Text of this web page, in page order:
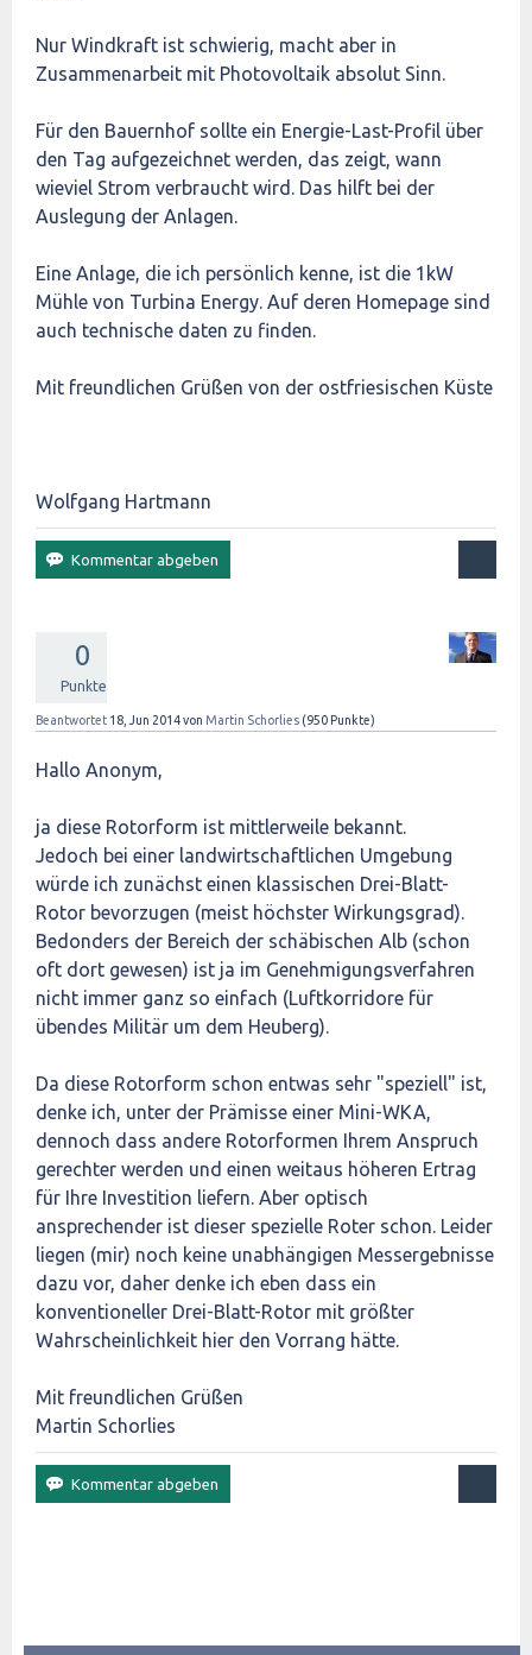
Nur Windkraft ist schwierig, macht aber in
Zusammenarbeit mit Photovoltaik absolut Sinn.
Für den Bauernhof sollte ein Energie-Last-Profil über
den Tag aufgezeichnet werden, das zeigt, wann
wieviel Strom verbraucht wird. Das hilft bei der
Auslegung der Anlagen.
Eine Anlage, die ich persönlich kenne, ist die 1kW
Mühle von Turbina Energy. Auf deren Homepage sind
auch technische daten zu finden.
Mit freundlichen Grüßen von der ostfriesischen Küste
Wolfgang Hartmann
0
Punkte
Beantwortet 18, Jun 2014von Martin Schorlies (950 Punkte)
Hallo Anonym,
ja diese Rotorform ist mittlerweile bekannt.
Jedoch bei einer landwirtschaftlichen Umgebung
würde ich zunächst einen klassischen Drei-Blatt-
Rotor bevorzugen (meist höchster Wirkungsgrad).
Bedonders der Bereich der schäbischen Alb (schon
oft dort gewesen) ist ja im Genehmigungsverfahren
nicht immer ganz so einfach (Luftkorridore für
übendes Militär um dem Heuberg).
Da diese Rotorform schon entwas sehr "speziell" ist,
denke ich, unter der Prämisse einer Mini-WKA,
dennoch dass andere Rotorformen Ihrem Anspruch
gerechter werden und einen weitaus höheren Ertrag
für Ihre Investition liefern. Aber optisch
ansprechender ist dieser spezielle Roter schon. Leider
liegen (mir) noch keine unabhängigen Messergebnisse
dazu vor, daher denke ich eben dass ein
konventioneller Drei-Blatt-Rotor mit größter
Wahrscheinlichkeit hier den Vorrang hätte.
Mit freundlichen Grüßen
Martin Schorlies